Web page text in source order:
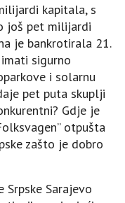
kapitala, s
još pet milijardi
je bankrotirala 21.
sigurno
i solarnu
pet puta skuplji
Gdje je
otpušta
zašto je dobro
Srpske Sarajevo